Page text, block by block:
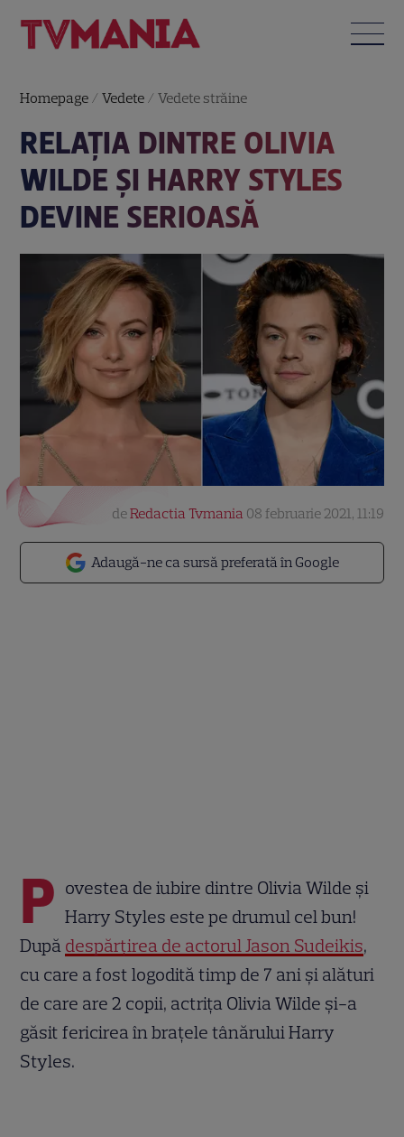
Homepage /Vedete /Vedete străine
RELAȚIA DINTRE OLIVIA
WILDE ȘI HARRY STYLES
DEVINE SERIOASĂ
Adaugă-ne ca sursă preferată în Google
deRedactia Tvmania 08 februarie 2021, 11:19
P ovestea de iubire dintre Olivia Wilde și
Harry Styles este pe drumul cel bun!
După despărțirea de actorul Jason Sudeikis,
cu care a fost logodită timp de 7 ani și alături
de care are 2 copii, actrița Olivia Wilde și-a
găsit fericirea în brațele tânărului Harry
Styles.